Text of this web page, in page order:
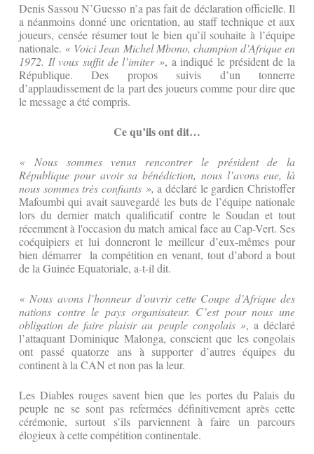
Denis Sassou N’Guesso n’a pas fait de déclaration officielle. Il
a néanmoins donné une orientation, au staff technique et aux
joueurs, censée résumer tout le bien qu’il souhaite à l’équipe
nationale. « Voici Jean Michel Mbono, champion d’Afrique en
1972. Il vous suffit de l’imiter », a indiqué le président de la
République. Des propos suivis d’un tonnerre
d’applaudissement de la part des joueurs comme pour dire que
le message a été compris.
Ce qu’ils ont dit…
« Nous sommes venus rencontrer le président de la
République pour avoir sa bénédiction, nous l’avons eue, là
nous sommes très confiants »,a déclaré le gardien Christoffer
Mafoumbi qui avait sauvegardé les buts de l’équipe nationale
lors du dernier match qualificatif contre le Soudan et tout
récemment à l'occasion du match amical face au Cap-Vert. Ses
coéquipiers et lui donneront le meilleur d’eux-mêmes pour
bien démarrer la compétition en venant, tout d’abord a bout
de la Guinée Equatoriale, a-t-il dit.
« Nous avons l’honneur d’ouvrir cette Coupe d’Afrique des
nations contre le pays organisateur. C’est pour nous une
obligation de faire plaisir au peuple congolais », a déclaré
l’attaquant Dominique Malonga, conscient que les congolais
ont passé quatorze ans à supporter d’autres équipes du
continent à la CAN et non pas la leur.
Les Diables rouges savent bien que les portes du Palais du
peuple ne se sont pas refermées définitivement après cette
cérémonie, surtout s’ils parviennent à faire un parcours
élogieux à cette compétition continentale.